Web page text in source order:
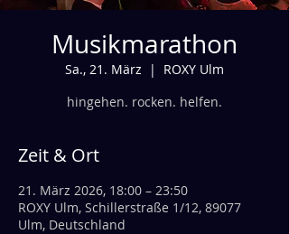
Musikmarathon
Sa., 21. März
  |
ROXY Ulm
hingehen. rocken. helfen.
Zeit & Ort
21. März 2026, 18:00 – 23:50
ROXY Ulm, Schillerstraße 1/12, 89077
Ulm, Deutschland